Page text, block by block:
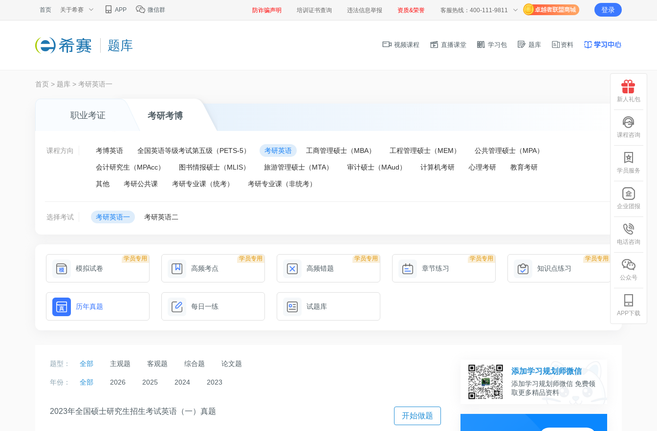
首页 关于希赛 APP 微信群 防诈骗声明 培训证书查询 违法信息举报 资质&荣誉 客服热线：400-111-9811 登录
题库 视频课程 直播课堂 学习包 题库 资料
首页 > 题库 > 考研英语一
职业考证 考研考博
课程方向 考博英语 全国英语等级考试第五级（PETS-5） 考研英语 工商管理硕士（MBA） 工程管理硕士（MEM） 公共管理硕士（MPA）
会计研究生（MPAcc） 图书情报硕士（MLIS） 旅游管理硕士（MTA） 审计硕士（MAud） 计算机考研 心理考研 教育考研
其他 考研公共课 考研专业课（统考） 考研专业课（非统考）
选择考试 考研英语一 考研英语二
学员专用
模拟试卷
学员专用
高频考点
学员专用
高频错题
学员专用
章节练习
学员专用
知识点练习
历年真题 每日一练 试题库
题型： 全部 主观题 客观题 综合题 论文题
年份： 全部 2026 2025 2024 2023
2023年全国硕士研究生招生考试英语（一）真题
开始做题
添加学习规划师微信
添加学习规划师微信 免费领
取更多精品资料
新人礼包
课程咨询
学员服务
企业团报
电话咨询
公众号
APP下载